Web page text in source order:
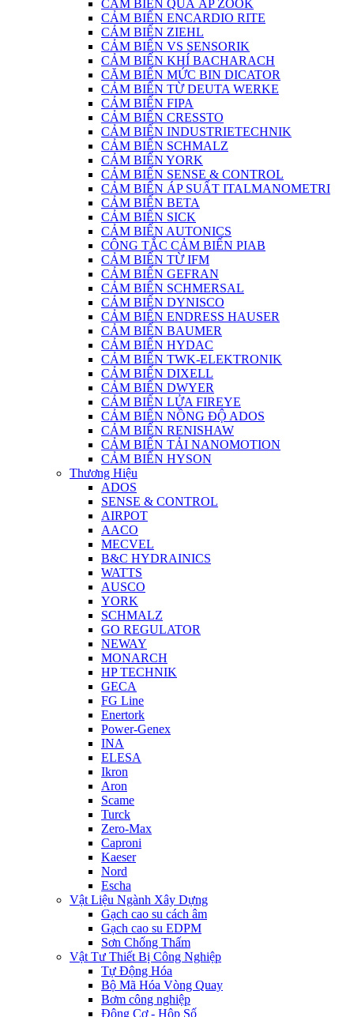
CẢM BIẾN QUÁ ÁP ZOOK
CẢM BIẾN ENCARDIO RITE
CẢM BIẾN ZIEHL
CẢM BIẾN VS SENSORIK
CẢM BIẾN KHÍ BACHARACH
CĂM BIẾN MỨC BIN DICATOR
CẢM BIẾN TỪ DEUTA WERKE
CẢM BIẾN FIPA
CẢM BIẾN CRESSTO
CẢM BIẾN INDUSTRIETECHNIK
CẢM BIẾN SCHMALZ
CẢM BIẾN YORK
CẢM BIẾN SENSE & CONTROL
CẢM BIẾN ÁP SUẤT ITALMANOMETRI
CẢM BIẾN BETA
CẢM BIẾN SICK
CẢM BIẾN AUTONICS
CÔNG TẮC CẢM BIẾN PIAB
CẢM BIẾN TỪ IFM
CẢM BIẾN GEFRAN
CẢM BIẾN SCHMERSAL
CẢM BIẾN DYNISCO
CẢM BIẾN ENDRESS HAUSER
CẢM BIẾN BAUMER
CẢM BIẾN HYDAC
CẢM BIẾN TWK-ELEKTRONIK
CẢM BIẾN DIXELL
CẢM BIẾN DWYER
CẢM BIẾN LỬA FIREYE
CẢM BIẾN NỒNG ĐỘ ADOS
CẢM BIẾN RENISHAW
CẢM BIẾN TẢI NANOMOTION
CẢM BIẾN HYSON
Thương Hiệu
ADOS
SENSE & CONTROL
AIRPOT
AACO
MECVEL
B&C HYDRAINICS
WATTS
AUSCO
YORK
SCHMALZ
GO REGULATOR
NEWAY
MONARCH
HP TECHNIK
GECA
FG Line
Enertork
Power-Genex
INA
ELESA
Ikron
Aron
Scame
Turck
Zero-Max
Caproni
Kaeser
Nord
Escha
Vật Liệu Ngành Xây Dựng
Gạch cao su cách âm
Gạch cao su EDPM
Sơn Chống Thấm
Vật Tư Thiết Bị Công Nghiệp
Tự Động Hóa
Bộ Mã Hóa Vòng Quay
Bơm công nghiệp
Động Cơ - Hộp Số